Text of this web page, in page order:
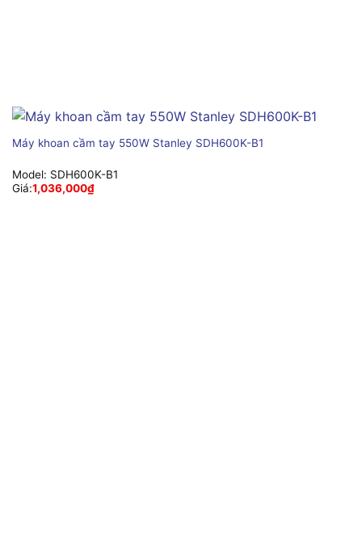
Máy khoan cầm tay 550W Stanley SDH600K-B1
Model: SDH600K-B1
Giá:1,036,000₫